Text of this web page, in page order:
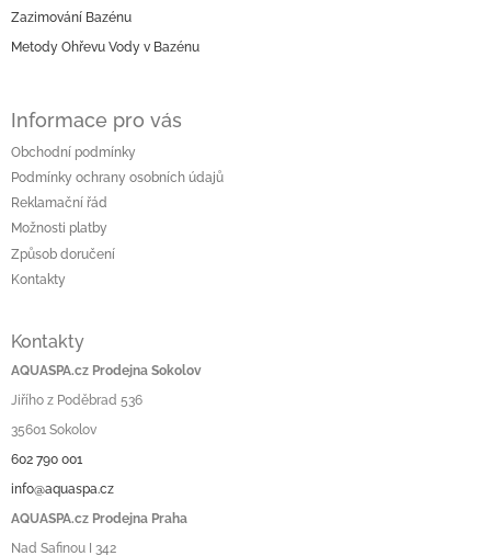
Zazimování Bazénu
Metody Ohřevu Vody v Bazénu
Informace pro vás
Obchodní podmínky
Podmínky ochrany osobních údajů
Reklamační řád
Možnosti platby
Způsob doručení
Kontakty
Kontakty
AQUASPA.cz Prodejna Sokolov
Jiřího z Poděbrad 536
35601 Sokolov
602 790 001
info@aquaspa.cz
AQUASPA.cz Prodejna Praha
Nad Safinou I 342